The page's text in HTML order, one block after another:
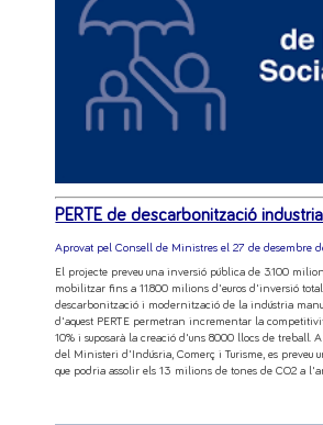
PERTE de descarbonització
Aprovat pel Consell de Ministres el 27 de desembre
El projecte preveu una inversió pública de 3.100
mobilitzar fins a 11.800 milions d'euros d'inversió
descarbonització i modernització de la indústria
d'aquest PERTE permetran incrementar la
10% i suposarà la creació d'uns 8.000 llocs de treball.
del Ministeri d'Indúsria, Comerç i Turisme, es preveu
que podria assolir els 13 milions de tones de CO2 a